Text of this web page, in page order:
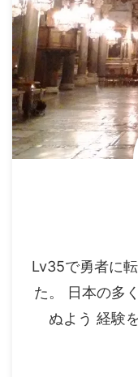
Lv35で勇者に
た。 日本の多
ぬよう 経験